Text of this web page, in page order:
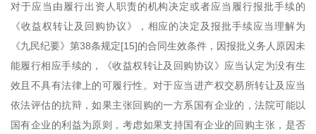
对于应当由履行出资人职责的机构决定或者应当履行报批手续的
《收益权转让及回购协议》，相应的决定及报批手续应当理解为
《九民纪要》第38条规定[15]的合同生效条件，因报批义务人原因未
能履行相应手续的，《收益权转让及回购协议》应当认定为没有生
效且不具有法律上的可履行性。对于应当进产权交易所转让及应当
依法评估的抗辩，如果主张回购的一方系国有企业的，法院可能以
国有企业的利益为原则，考虑如果支持国有企业的回购主张，是否